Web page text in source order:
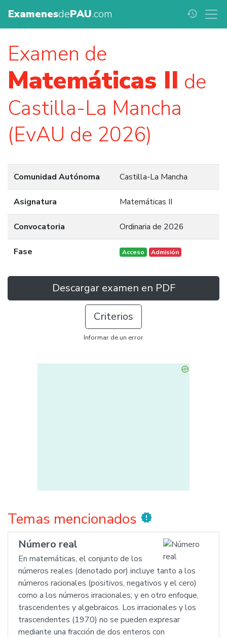
ExamenesdePAU.com history
Examen de
Matemáticas II de
Castilla-La Mancha
(EvAU de 2026)
Comunidad Autónoma Castilla-La Mancha
Asignatura Matemáticas II
Convocatoria Ordinaria de 2026
Fase Acceso Admisión
Descargar examen en PDF
Criterios
Informar de un error
Temas mencionados new_releases
Número real
En matemáticas, el conjunto de los
números reales (denotado por) incluye tanto a los
números racionales (positivos, negativos y el cero)
como a los números irracionales; y en otro enfoque,
trascendentes y algebraicos. Los irracionales y los
trascendentes (1970) no se pueden expresar
mediante una fracción de dos enteros con